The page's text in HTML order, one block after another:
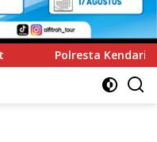
Kasus Curnik, Lima